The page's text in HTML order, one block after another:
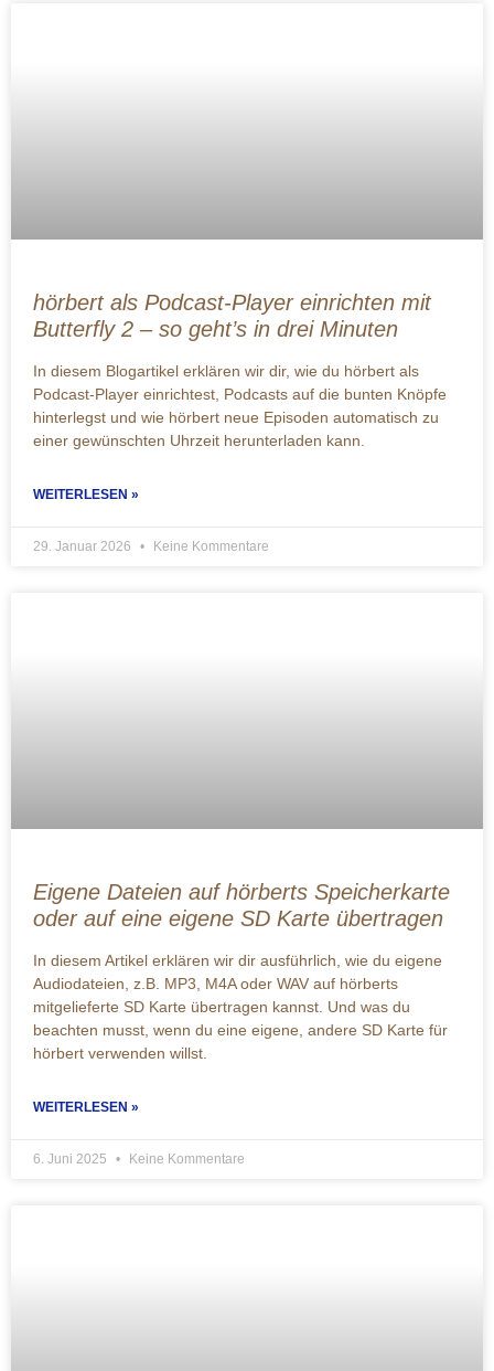
hörbert als Podcast-Player einrichten mit
Butterfly 2 – so geht’s in drei Minuten
In diesem Blogartikel erklären wir dir, wie du hörbert als
Podcast-Player einrichtest, Podcasts auf die bunten Knöpfe
hinterlegst und wie hörbert neue Episoden automatisch zu
einer gewünschten Uhrzeit herunterladen kann.
WEITERLESEN »
29. Januar 2026 Keine Kommentare
Eigene Dateien auf hörberts Speicherkarte
oder auf eine eigene SD Karte übertragen
In diesem Artikel erklären wir dir ausführlich, wie du eigene
Audiodateien, z.B. MP3, M4A oder WAV auf hörberts
mitgelieferte SD Karte übertragen kannst. Und was du
beachten musst, wenn du eine eigene, andere SD Karte für
hörbert verwenden willst.
WEITERLESEN »
6. Juni 2025 Keine Kommentare